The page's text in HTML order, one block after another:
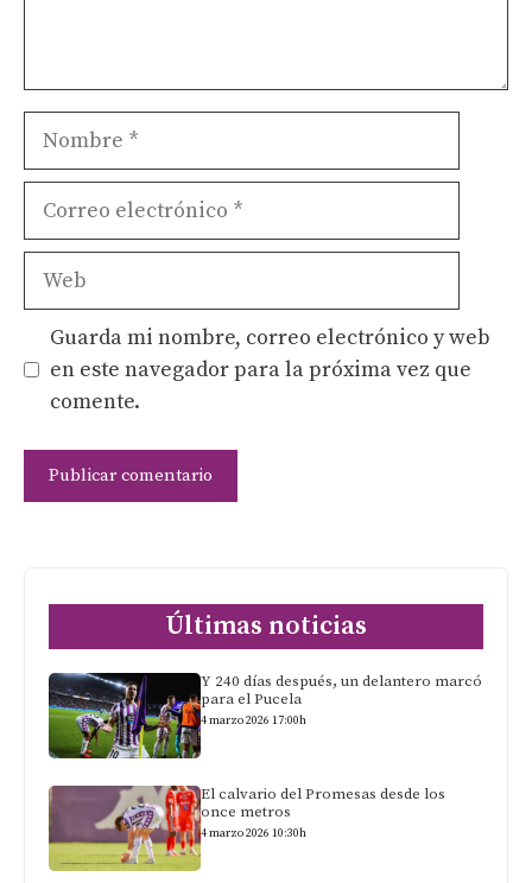
Nombre
Correo
Web
Guarda mi nombre, correo electrónico y web
en este navegador para la próxima vez que
comente.
Últimas noticias
Y 240 días después, un delantero marcó
para el Pucela
4 marzo 2026 17:00h
El calvario del Promesas desde los
once metros
4 marzo 2026 10:30h